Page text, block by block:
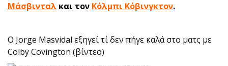
Μάσβινταλ και τον Κόλμπι Κόβινγκτον.
Ο Jorge Masvidal εξηγεί τί δεν πήγε καλά στο ματς με
Colby Covington (βίντεο)